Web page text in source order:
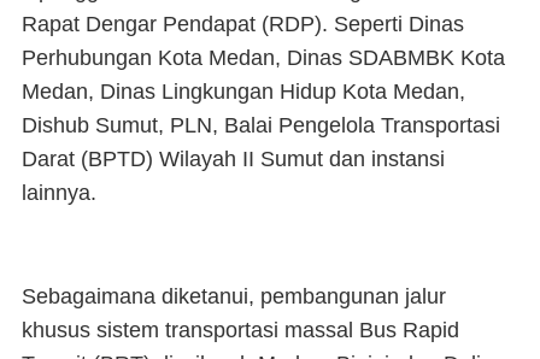
Rapat Dengar Pendapat (RDP). Seperti Dinas
Perhubungan Kota Medan, Dinas SDABMBK Kota
Medan, Dinas Lingkungan Hidup Kota Medan,
Dishub Sumut, PLN, Balai Pengelola Transportasi
Darat (BPTD) Wilayah II Sumut dan instansi
lainnya.
Sebagaimana diketanui, pembangunan jalur
khusus sistem transportasi massal Bus Rapid